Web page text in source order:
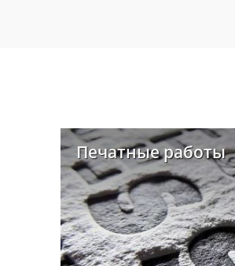
Печатные работы